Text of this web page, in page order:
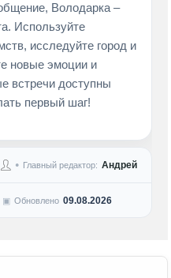
Володарка –
Используйте
исследуйте город и
новые эмоции и
встречи доступны
первый шаг!
Главный редактор: Андрей
Обновлено 09.08.2026